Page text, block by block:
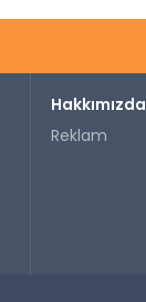
Hakkımızda
Reklam